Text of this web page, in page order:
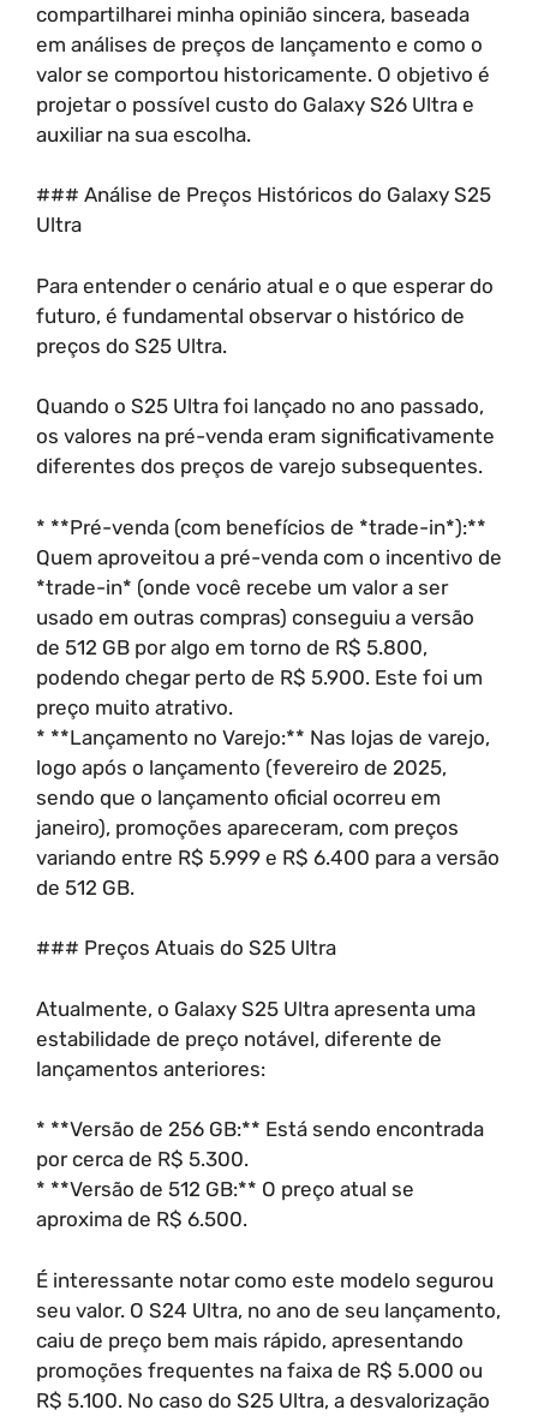
compartilharei minha opinião sincera, baseada
em análises de preços de lançamento e como o
valor se comportou historicamente. O objetivo é
projetar o possível custo do Galaxy S26 Ultra e
auxiliar na sua escolha.
### Análise de Preços Históricos do Galaxy S25
Ultra
Para entender o cenário atual e o que esperar do
futuro, é fundamental observar o histórico de
preços do S25 Ultra.
Quando o S25 Ultra foi lançado no ano passado,
os valores na pré-venda eram significativamente
diferentes dos preços de varejo subsequentes.
* **Pré-venda (com benefícios de *trade-in*):**
Quem aproveitou a pré-venda com o incentivo de
*trade-in* (onde você recebe um valor a ser
usado em outras compras) conseguiu a versão
de 512 GB por algo em torno de R$ 5.800,
podendo chegar perto de R$ 5.900. Este foi um
preço muito atrativo.
* **Lançamento no Varejo:** Nas lojas de varejo,
logo após o lançamento (fevereiro de 2025,
sendo que o lançamento oficial ocorreu em
janeiro), promoções apareceram, com preços
variando entre R$ 5.999 e R$ 6.400 para a versão
de 512 GB.
### Preços Atuais do S25 Ultra
Atualmente, o Galaxy S25 Ultra apresenta uma
estabilidade de preço notável, diferente de
lançamentos anteriores:
* **Versão de 256 GB:** Está sendo encontrada
por cerca de R$ 5.300.
* **Versão de 512 GB:** O preço atual se
aproxima de R$ 6.500.
É interessante notar como este modelo segurou
seu valor. O S24 Ultra, no ano de seu lançamento,
caiu de preço bem mais rápido, apresentando
promoções frequentes na faixa de R$ 5.000 ou
R$ 5.100. No caso do S25 Ultra, a desvalorização